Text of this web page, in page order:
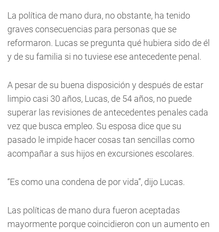
La política de mano dura, no obstante, ha tenido
graves consecuencias para personas que se
reformaron. Lucas se pregunta qué hubiera sido de él
y de su familia si no tuviese ese antecedente penal.
A pesar de su buena disposición y después de estar
limpio casi 30 años, Lucas, de 54 años, no puede
superar las revisiones de antecedentes penales cada
vez que busca empleo. Su esposa dice que su
pasado le impide hacer cosas tan sencillas como
acompañar a sus hijos en excursiones escolares.
“Es como una condena de por vida”, dijo Lucas.
Las políticas de mano dura fueron aceptadas
mayormente porque coincidieron con un aumento en